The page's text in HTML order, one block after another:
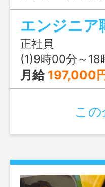
善 ・全社的な
を解決するた
成長したい方
お待ちしてお
エンジニア
正社員
(1)9時00分～18
月給 197,000
こ